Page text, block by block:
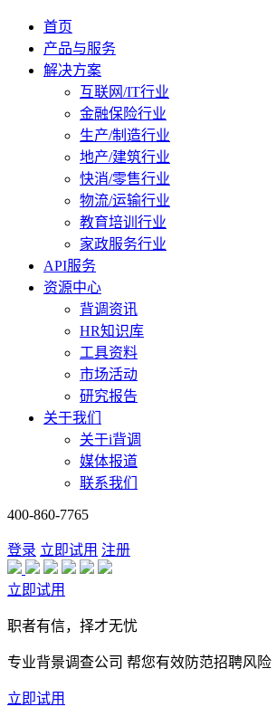
首页
产品与服务
解决方案
互联网/IT行业
金融保险行业
生产/制造行业
地产/建筑行业
快消/零售行业
物流/运输行业
教育培训行业
家政服务行业
API服务
资源中心
背调资讯
HR知识库
工具资料
市场活动
研究报告
关于我们
关于i背调
媒体报道
联系我们
400-860-7765
登录 立即试用 注册
立即试用
职者有信，择才无忧
专业背景调查公司 帮您有效防范招聘风险
立即试用